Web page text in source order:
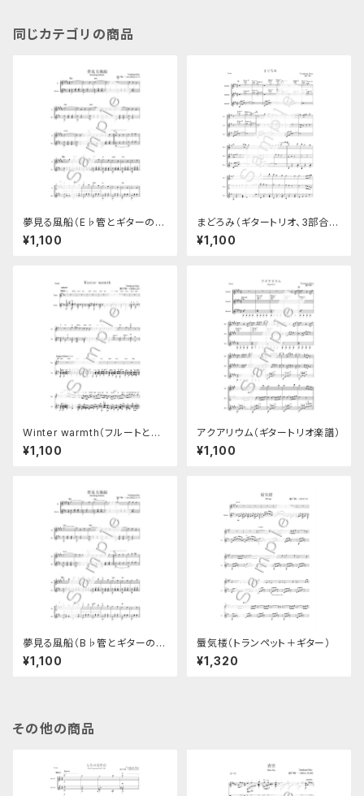
同じカテゴリの商品
夢見る風船（E♭管とギターのデ
ュオ楽譜）
¥1,100
まどろみ（ギタートリオ、3部合
奏）
¥1,100
Winter warmth（フルートとギ
ターのデュオ楽譜）
¥1,100
アクアリウム（ギタートリオ楽譜）
¥1,100
夢見る風船（B♭管とギターのデ
ュオ楽譜）
¥1,100
蜃気楼（トランペット＋ギター）
¥1,320
その他の商品